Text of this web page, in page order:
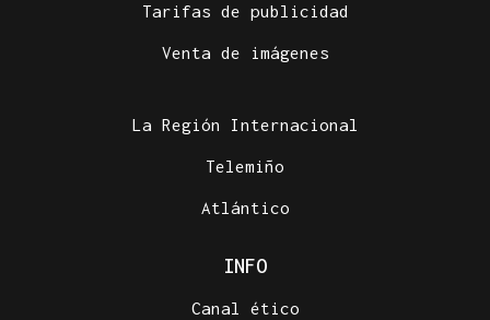
Tarifas de publicidad
Venta de imágenes
La Región Internacional
Telemiño
Atlántico
INFO
Canal ético